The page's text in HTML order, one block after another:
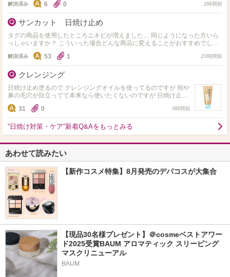
解決済み 6 0 2時間前
サンカット 日焼け止め
タグの商品を使用したところニキビが増えました… 同じようになった方いら
っしゃいますか？ こういった場合どんな商品に変えることがおすすめでしょ
解決済み 53 1 20時間前
クレンジング
日焼け止め塗るので クレンジングオイルを使ってるのですが 頬や
鼻の毛穴が目立ってて本来なら使いたくないのですが 日焼け止め
が落ちるクレンジングはありますでしょうか… 使ってる日焼け止
め…31 0 3時間前
“日焼け対策・ケア”新着Q&Aをもっとみる
あわせて読みたい
【新作コスメ特集】8月発売のデパコスが大集合
【現品30名様プレゼント】＠cosmeベストアワー
ド2025受賞BAUM アロマティック スリーピング
マスクリニューアル
BAUM